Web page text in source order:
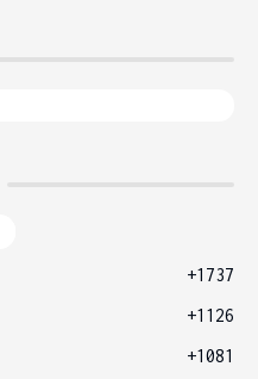
+1737
+1126
+1081